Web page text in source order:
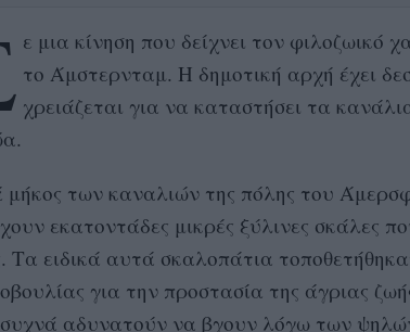
ε μια κίνηση που δείχνει τον
το Άμστερνταμ. Η δημοτική αρχή έχει
χρειάζεται για να καταστήσει τα
των καναλιών της πόλης του
εκατοντάδες μικρές ξύλινες σκάλες
Τα ειδικά αυτά σκαλοπάτια
για την προστασία της άγριας
αδυνατούν να βγουν λόγω των